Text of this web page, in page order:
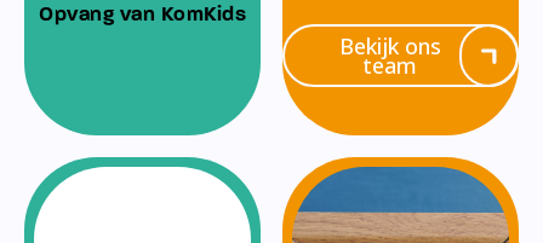
Opvang van KomKids
Bekijk ons
team